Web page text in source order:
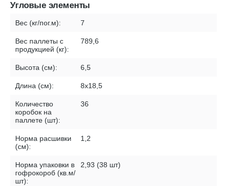
Угловые элементы
Вес (кг/пог.м): 7
Вес паллеты с
продукцией (кг):
789,6
Высота (см): 6,5
Длина (см): 8х18,5
Количество
коробок на
паллете (шт):
36
Норма расшивки
(см):
1,2
Норма упаковки в
гофрокороб (кв.м/
шт):
2,93 (38 шт)